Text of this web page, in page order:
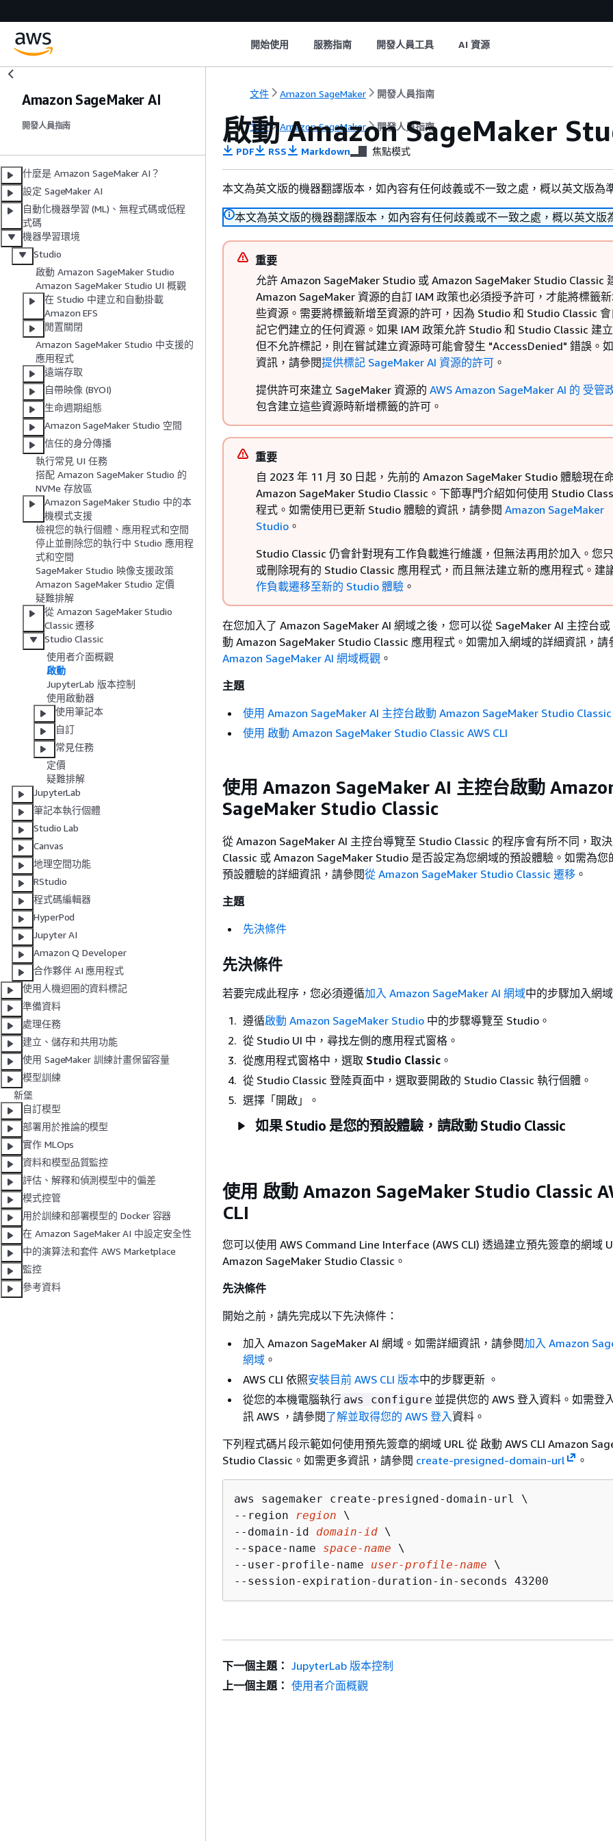
開始使用 服務指南 開發人員工具 AI 資源
Amazon SageMaker AI
開發人員指南
什麼是 Amazon SageMaker AI？
設定 SageMaker AI
自動化機器學習 (ML)、無程式碼或低程
式碼
機器學習環境
Studio
啟動 Amazon SageMaker Studio
Amazon SageMaker Studio UI 概觀
在 Studio 中建立和自動掛載
Amazon EFS
閒置關閉
Amazon SageMaker Studio 中支援的
應用程式
遠端存取
自帶映像 (BYOI)
生命週期組態
Amazon SageMaker Studio 空間
信任的身分傳播
執行常見 UI 任務
搭配 Amazon SageMaker Studio 的
NVMe 存放區
Amazon SageMaker Studio 中的本
機模式支援
檢視您的執行個體、應用程式和空間
停止並刪除您的執行中 Studio 應用程
式和空間
SageMaker Studio 映像支援政策
Amazon SageMaker Studio 定價
疑難排解
從 Amazon SageMaker Studio
Classic 遷移
Studio Classic
使用者介面概觀
啟動
JupyterLab 版本控制
使用啟動器
使用筆記本
自訂
常見任務
定價
疑難排解
JupyterLab
筆記本執行個體
Studio Lab
Canvas
地理空間功能
RStudio
程式碼編輯器
HyperPod
Jupyter AI
Amazon Q Developer
合作夥伴 AI 應用程式
使用人機迴圈的資料標記
準備資料
處理任務
建立、儲存和共用功能
使用 SageMaker 訓練計畫保留容量
模型訓練
新堡
自訂模型
部署用於推論的模型
實作 MLOps
資料和模型品質監控
評估、解釋和偵測模型中的偏差
模式控管
用於訓練和部署模型的 Docker 容器
在 Amazon SageMaker AI 中設定安全性
中的演算法和套件 AWS Marketplace
監控
參考資料
文件 Amazon SageMaker 開發人員指南
文件 Amazon SageMaker 開發人員指南
啟動 Amazon SageMaker
PDF RSS Markdown 焦點模式
本文為英文版的機器翻譯版本，如內容有任何歧義或不一致之處，概以英文版為
本文為英文版的機器翻譯版本，如內容有任何歧義或不一致之處，概以英文版
重要
允許 Amazon SageMaker Studio 或 Amazon SageMaker Studio Classic
Amazon SageMaker 資源的自訂 IAM 政策也必須授予許可，才能將標籤
些資源。需要將標籤新增至資源的許可，因為 Studio 和 Studio Classic
記它們建立的任何資源。如果 IAM 政策允許 Studio 和 Studio Classic 建立
但不允許標記，則在嘗試建立資源時可能會發生 "AccessDenied" 錯誤。
資訊，請參閱提供標記 SageMaker AI 資源的許可 。
提供許可來建立 SageMaker 資源的 AWS Amazon SageMaker AI 的 受管
包含建立這些資源時新增標籤的許可。
重要
自 2023 年 11 月 30 日起，先前的 Amazon SageMaker Studio 體驗現在
Amazon SageMaker Studio Classic。下節專門介紹如何使用 Studio
程式。如需使用已更新 Studio 體驗的資訊，請參閱 Amazon SageMaker
Studio 。
Studio Classic 仍會針對現有工作負載進行維護，但無法再用於加入。您
或刪除現有的 Studio Classic 應用程式，而且無法建立新的應用程式。建
作負載遷移至新的 Studio 體驗 。
在您加入了 Amazon SageMaker AI 網域之後，您可以從 SageMaker AI 主控台或
動 Amazon SageMaker Studio Classic 應用程式。如需加入網域的詳細資訊，請
Amazon SageMaker AI 網域概觀 。
主題
使用 Amazon SageMaker AI 主控台啟動 Amazon SageMaker Studio Classic
使用 啟動 Amazon SageMaker Studio Classic AWS CLI
使用 Amazon SageMaker AI 主控台啟動
SageMaker Studio Classic
從 Amazon SageMaker AI 主控台導覽至 Studio Classic 的程序會有所不同，取
Classic 或 Amazon SageMaker Studio 是否設定為您網域的預設體驗。如需為您
預設體驗的詳細資訊，請參閱從 Amazon SageMaker Studio Classic 遷移 。
主題
先決條件
先決條件
若要完成此程序，您必須遵循加入 Amazon SageMaker AI 網域中的步驟加入網域
遵循啟動 Amazon SageMaker Studio 中的步驟導覽至 Studio。
從 Studio UI 中，尋找左側的應用程式窗格。
從應用程式窗格中，選取 Studio Classic 。
從 Studio Classic 登陸頁面中，選取要開啟的 Studio Classic 執行個體。
選擇「開啟」。
如果 Studio 是您的預設體驗，請啟動 Studio Classic
使用 啟動 Amazon SageMaker Studio Classic
CLI
您可以使用 AWS Command Line Interface (AWS CLI) 透過建立預先簽章的網域
Amazon SageMaker Studio Classic。
先決條件
開始之前，請先完成以下先決條件：
加入 Amazon SageMaker AI 網域。如需詳細資訊，請參閱加入 Amazon
網域 。
AWS CLI 依照安裝目前 AWS CLI 版本中的步驟更新 。
從您的本機電腦執行 aws configure 並提供您的 AWS 登入資料。如需登
訊 AWS ，請參閱了解並取得您的 AWS 登入資料。
下列程式碼片段示範如何使用預先簽章的網域 URL 從 啟動 AWS CLI Amazon
Studio Classic。如需更多資訊，請參閱 create-presigned-domain-url 。
aws sagemaker create-presigned-domain-url \
--region region \
--domain-id domain-id \
--space-name space-name \
--user-profile-name user-profile-name \
--session-expiration-duration-in-seconds 43200
下一個主題： JupyterLab 版本控制
上一個主題： 使用者介面概觀